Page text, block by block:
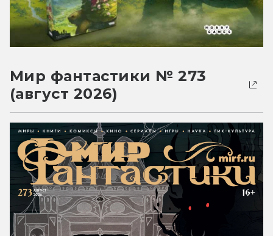
Мир фантастики № 273
(август 2026)